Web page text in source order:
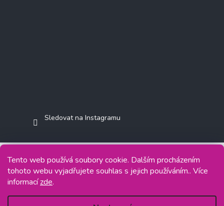
Tento web používá soubory cookie. Dalším procházením
tohoto webu vyjadřujete souhlas s jejich používáním.. Více
informacízde.
Sledovat na Instagramu
Copyright 2026Jasminkashop.cz. Všechna práva vyhrazena.